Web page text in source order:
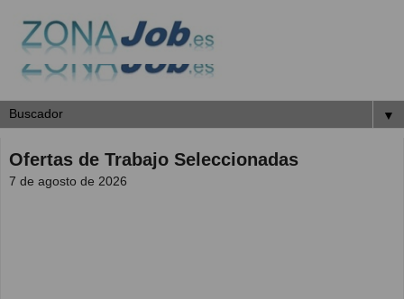
▼
Ofertas de Trabajo Seleccionadas
7 de agosto de 2026